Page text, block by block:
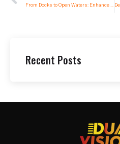
From Docks to Open Waters: Enhance Marine Navigation with Flood LED Work Lights
Recent Posts